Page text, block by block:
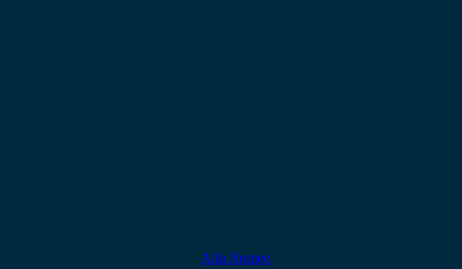
Alfa Romeo